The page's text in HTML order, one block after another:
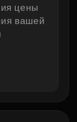
цены
вашей